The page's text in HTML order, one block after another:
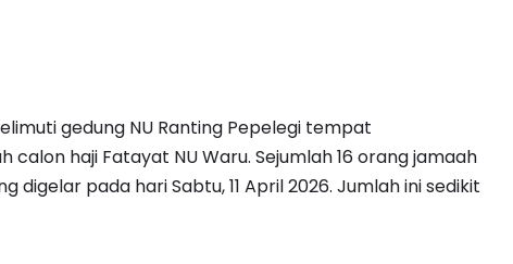
gedung NU Ranting Pepelegi tempat
haji Fatayat NU Waru. Sejumlah 16 orang jamaah
pada hari Sabtu, 11 April 2026. Jumlah ini sedikit